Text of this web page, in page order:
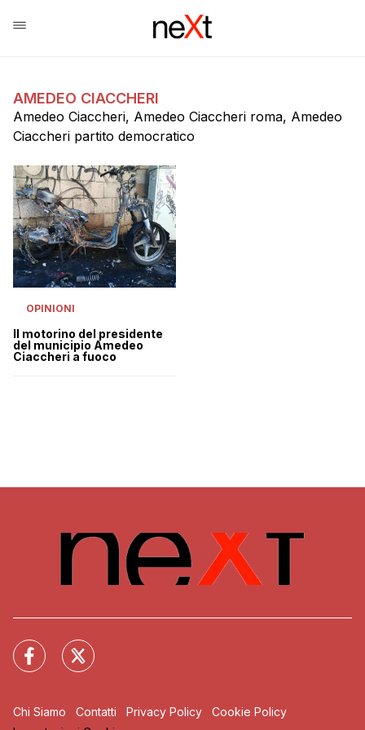
AMEDEO CIACCHERI
Amedeo Ciaccheri, Amedeo Ciaccheri roma, Amedeo
Ciaccheri partito democratico
OPINIONI
Il motorino del presidente
del municipio Amedeo
Ciaccheri a fuoco
Chi Siamo Contatti Privacy Policy
Cookie Policy